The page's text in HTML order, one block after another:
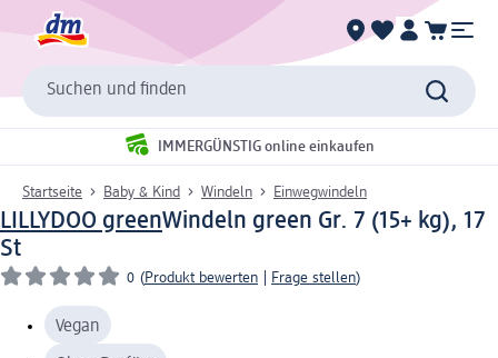
Suchen und finden
IMMERGÜNSTIG online einkaufen
Startseite Baby & Kind Windeln Einwegwindeln
LILLYDOO greenWindeln green Gr. 7 (15+ kg), 17
St
0 (Produkt bewerten Frage stellen)
Vegan